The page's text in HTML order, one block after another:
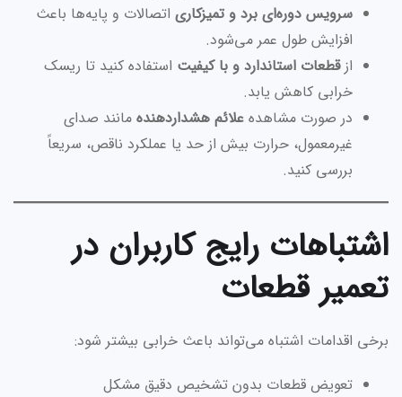
سرویس دوره‌ای برد و تمیزکاری اتصالات و پایه‌ها باعث
افزایش طول عمر می‌شود.
ازقطعات استاندارد و با کیفیت استفاده کنید تا ریسک
خرابی کاهش یابد.
در صورت مشاهده علائم هشداردهنده مانند صدای
غیرمعمول، حرارت بیش از حد یا عملکرد ناقص، سریعاً
بررسی کنید.
اشتباهات رایج کاربران در
تعمیر قطعات
برخی اقدامات اشتباه می‌تواند باعث خرابی بیشتر شود:
تعویض قطعات بدون تشخیص دقیق مشکل